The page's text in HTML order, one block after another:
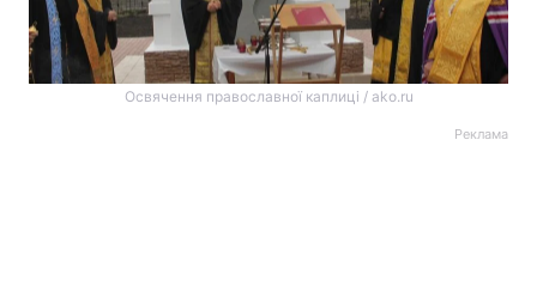
Освячення православної каплиці / ako.ru
Реклама